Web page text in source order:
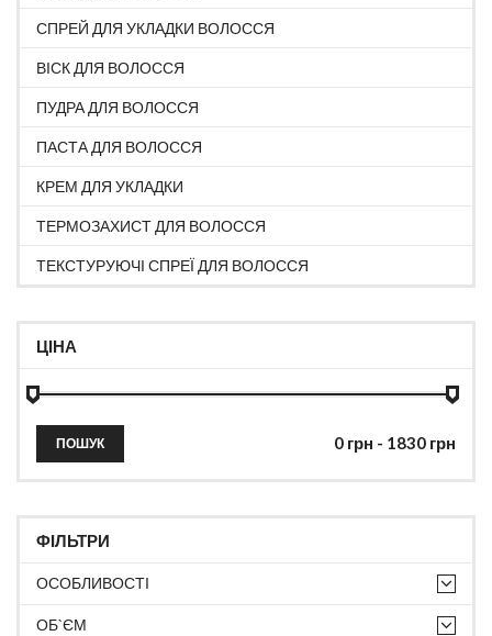
СПРЕЙ ДЛЯ УКЛАДКИ ВОЛОССЯ
ВІСК ДЛЯ ВОЛОССЯ
ПУДРА ДЛЯ ВОЛОССЯ
ПАСТА ДЛЯ ВОЛОССЯ
КРЕМ ДЛЯ УКЛАДКИ
ТЕРМОЗАХИСТ ДЛЯ ВОЛОССЯ
ТЕКСТУРУЮЧІ СПРЕЇ ДЛЯ ВОЛОССЯ
ЦІНА
ПОШУК
ФІЛЬТРИ
ОСОБЛИВОСТІ
ОБ`ЄМ